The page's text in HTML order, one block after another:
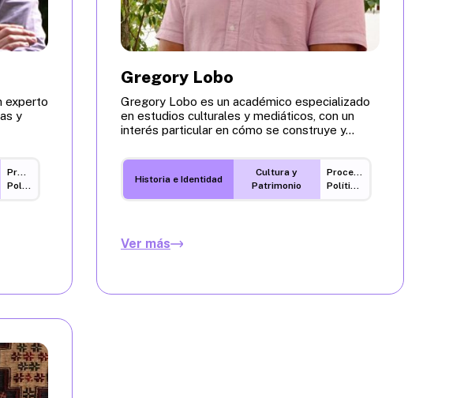
experto
y
Procesos
Políticos
Gregory Lobo
Gregory Lobo es un académico especializado
en estudios culturales y mediáticos, con un
interés particular en cómo se construye y...
Historia e Identidad
Cultura y
Patrimonio
Procesos
Políticos
Ver más